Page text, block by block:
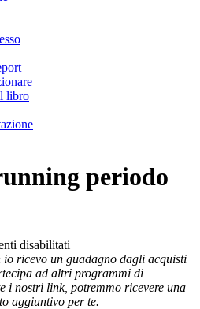
libro
periodo
disabilitati
allenamento
running
periodo
speciale
ricevo un guadagno dagli acquisti
ad altri programmi di
i nostri link, potremmo ricevere una
aggiuntivo per te.